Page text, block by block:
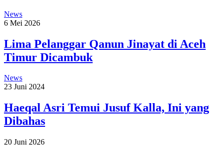
News
6 Mei 2026
Lima Pelanggar Qanun Jinayat di Aceh
Timur Dicambuk
News
23 Juni 2024
Haeqal Asri Temui Jusuf Kalla, Ini yang
Dibahas
20 Juni 2026